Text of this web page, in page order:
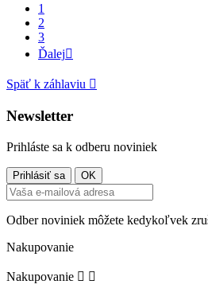
1
2
3
Ďalej
Späť k záhlaviu 
Newsletter
Prihláste sa k odberu noviniek
Odber noviniek môžete kedykoľvek
Nakupovanie
Nakupovanie  